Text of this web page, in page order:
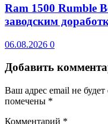
Ram 1500 Rumble
заводским
06.08.2026 0
Добавить
Ваш адрес email не
помечены *
Комментарий *